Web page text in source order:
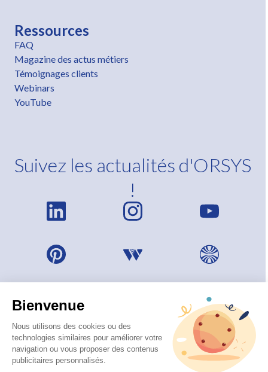
Bienvenue
Nous utilisons des cookies ou des
technologies similaires pour améliorer votre
navigation ou vous proposer des contenus
publicitaires personnalisés.
Ressources
FAQ
Magazine des actus métiers
Témoignages clients
Webinars
YouTube
Suivez les actualités d'ORSYS
!